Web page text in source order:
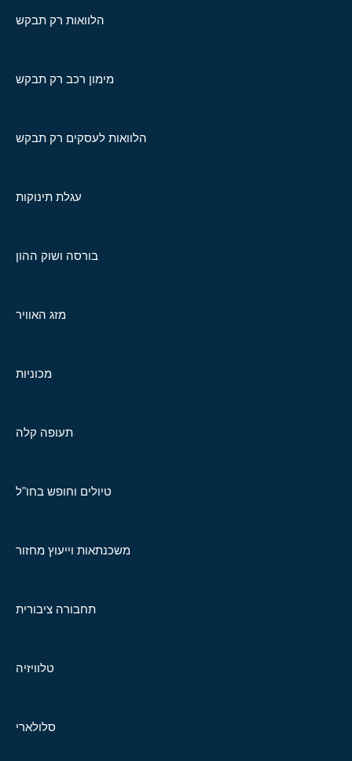
הלוואות רק תבקש
מימון רכב רק תבקש
הלוואות לעסקים רק תבקש
עגלת תינוקות
בורסה ושוק ההון
מזג האוויר
מכוניות
תעופה קלה
טיולים וחופש בחו"ל
משכנתאות וייעוץ מחזור
תחבורה ציבורית
טלוויזיה
סלולארי